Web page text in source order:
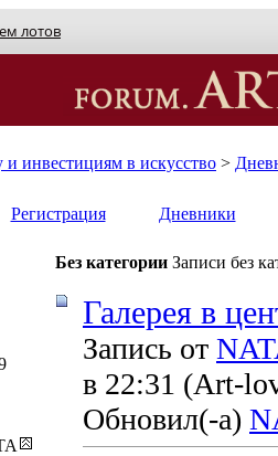
лотов
инвестициям в искусство >
Регистрация Дневники
Без категории Записи без
Галерея в
Запись от
в 22:31 (Art-
Обновил(-а)